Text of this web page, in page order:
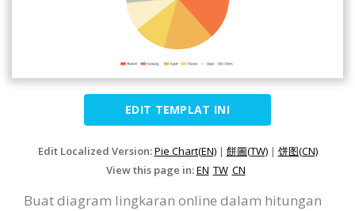
EDIT TEMPLAT INI
Edit Localized Version:Pie Chart(EN)| 餅圖(TW)| 饼图(CN)
View this page in:EN TW CN
Buat diagram lingkaran online dalam hitungan